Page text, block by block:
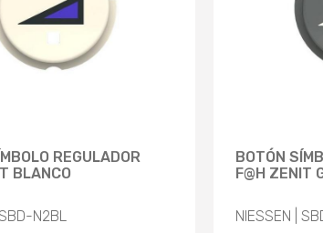
REGULADOR
BLANCO
N2BL
BOTÓN
F@H ZENIT
NIESSEN |